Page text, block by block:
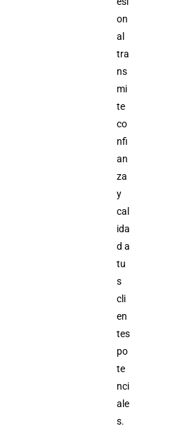
on
al
tra
ns
mi
te
co
nfi
an
za
y
cal
ida
d a
tu
s
cli
en
tes
po
te
nci
ale
s.